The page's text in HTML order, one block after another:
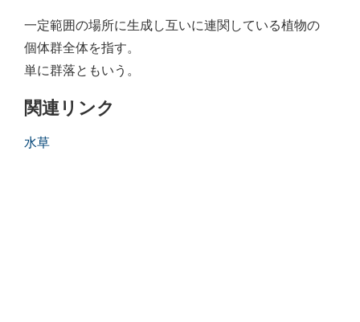
一定範囲の場所に生成し互いに連関している植物の
個体群全体を指す。
単に群落ともいう。
関連リンク
水草